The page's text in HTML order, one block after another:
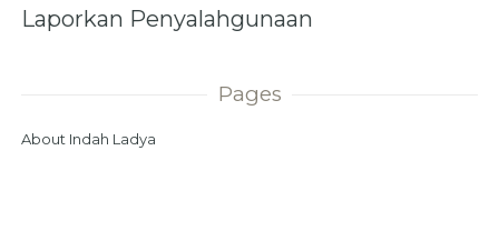
Laporkan Penyalahgunaan
Pages
About Indah Ladya